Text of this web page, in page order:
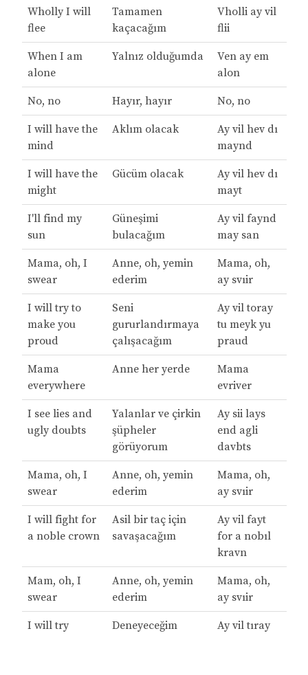
Wholly I will
flee
Tamamen
kaçacağım
Vholli ay vil
flii
When I am
alone
Yalnız olduğumda
Ven ay em
alon
No, no Hayır, hayır No, no
I will have the
mind
Aklım olacak
Ay vil hev dı
maynd
I will have the
might
Gücüm olacak
Ay vil hev dı
mayt
I'll find my
sun
Güneşimi
bulacağım
Ay vil faynd
may san
Mama, oh, I
swear
Anne, oh, yemin
ederim
Mama, oh,
ay svıir
I will try to
make you
proud
Seni
gururlandırmaya
çalışacağım
Ay vil toray
tu meyk yu
praud
Mama
everywhere
Anne her yerde
Mama
evriver
I see lies and
ugly doubts
Yalanlar ve çirkin
şüpheler
görüyorum
Ay sii lays
end agli
davbts
Mama, oh, I
swear
Anne, oh, yemin
ederim
Mama, oh,
ay svıir
I will fight for
a noble crown
Asil bir taç için
savaşacağım
Ay vil fayt
for a nobıl
kravn
Mam, oh, I
swear
Anne, oh, yemin
ederim
Mama, oh,
ay svıir
I will try Deneyeceğim Ay vil tıray